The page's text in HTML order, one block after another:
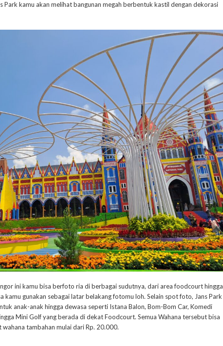
Park kamu akan melihat bangunan megah berbentuk kastil dengan dekorasi
ini kamu bisa berfoto ria di berbagai sudutnya, dari area foodcourt hingga
kamu gunakan sebagai latar belakang fotomu loh. Selain spot foto, Jans Park
anak-anak hingga dewasa seperti Istana Balon, Bom-Bom Car, Komedi
Mini Golf yang berada di dekat Foodcourt. Semua Wahana tersebut bisa
tambahan mulai dari Rp. 20.000.